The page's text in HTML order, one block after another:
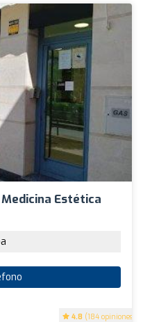
Estética
4.8 (184 opiniones)